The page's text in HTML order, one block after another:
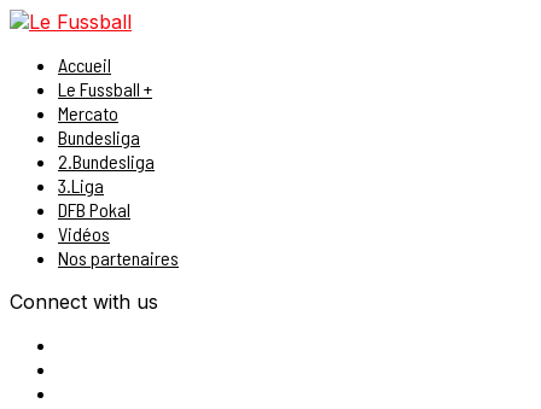
Accueil
Le Fussball +
Mercato
Bundesliga
2.Bundesliga
3.Liga
DFB Pokal
Vidéos
Nos partenaires
Connect with us